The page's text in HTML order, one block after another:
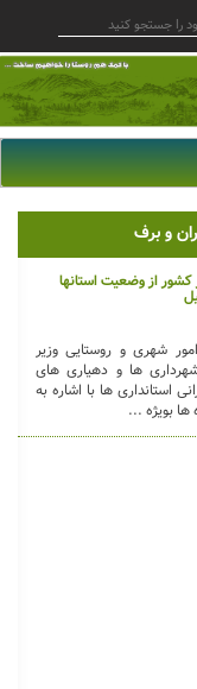
و برف
کشور از وضعیت استانها
شهری و روستایی وزیر
ها و دهیاری های
استانداری ها با اشاره به
بویژه ...